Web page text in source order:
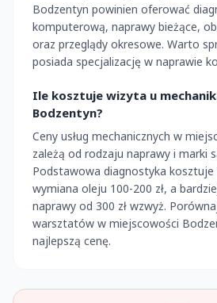
Bodzentyn powinien oferować
komputerową, naprawy bieżące,
oraz przeglądy okresowe. Warto
posiada specjalizację w naprawie
Ile kosztuje wizyta u
Bodzentyn?
Ceny usług mechanicznych w
zależą od rodzaju naprawy i marki
Podstawowa diagnostyka kosztuje
wymiana oleju 100-200 zł, a
naprawy od 300 zł wzwyż.
warsztatów w miejscowości
najlepszą cenę.